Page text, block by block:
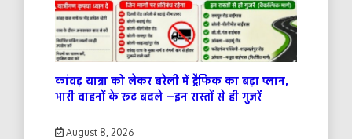
कांवड़ यात्रा को लेकर बरेली में ट्रैफिक का बड़ा प्लान,
भारी वाहनों के रूट बदले —इन रास्तों से ही गुजरें
August 8, 2026